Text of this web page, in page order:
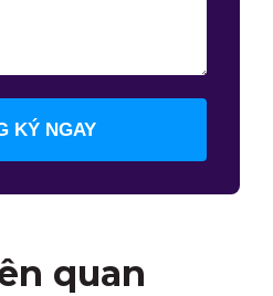
KÝ NGAY
quan